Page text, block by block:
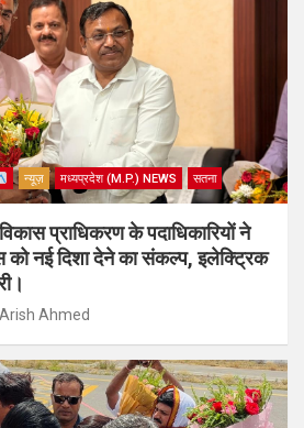
न्यूज़ मध्यप्रदेश (M.P.) NEWS सतना
प्राधिकरण के पदाधिकारियों ने
को नई दिशा देने का संकल्प, इलेक्ट्रिक
Arish Ahmed